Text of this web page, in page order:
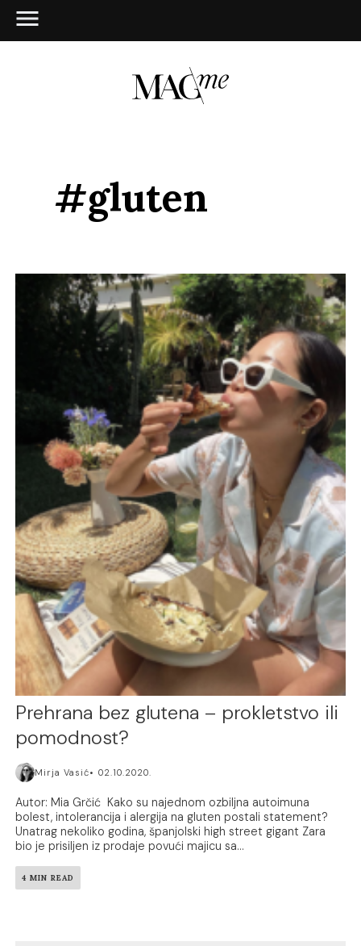
#gluten
Prehrana bez glutena – prokletstvo ili
pomodnost?
Mirja Vasić 02.10.2020.
Autor: Mia Grčić Kako su najednom ozbiljna autoimuna
bolest, intolerancija i alergija na gluten postali statement?
Unatrag nekoliko godina, španjolski high street gigant Zara
bio je prisiljen iz prodaje povući majicu sa...
4 MIN READ